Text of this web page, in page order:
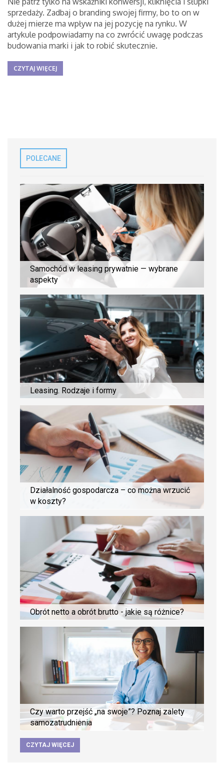
sprzedaży. Zadbaj o branding swojej firmy, bo to on w
dużej mierze ma wpływ na jej pozycję na rynku. W
artykule podpowiadamy na co zwrócić uwagę podczas
budowania marki i jak to robić skutecznie.
CZYTAJ WIĘCEJ
POLECANE
Samochód w leasing prywatnie — wybrane
aspekty
Leasing. Rodzaje i formy
Działalność gospodarcza – co można wrzucić
w koszty?
Obrót netto a obrót brutto - jakie są różnice?
Czy warto przejść „na swoje”? Poznaj zalety
samozatrudnienia
CZYTAJ WIĘCEJ